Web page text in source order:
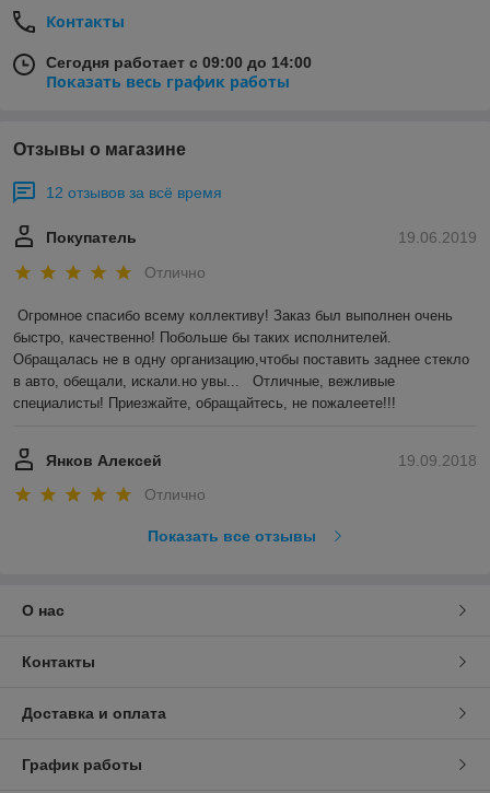
Контакты
Сегодня работает с 09:00 до 14:00
Показать весь график работы
Отзывы о магазине
12 отзывов за всё время
19.06.2019
Покупатель
Отлично
Огромное спасибо всему коллективу! Заказ был выполнен очень
быстро, качественно! Побольше бы таких исполнителей.
Обращалась не в одну организацию,чтобы поставить заднее стекло
в авто, обещали, искали.но увы...   Отличные, вежливые
специалисты! Приезжайте, обращайтесь, не пожалеете!!!
19.09.2018
Янков Алексей
Отлично
Показать все отзывы
О нас
Контакты
Доставка и оплата
График работы